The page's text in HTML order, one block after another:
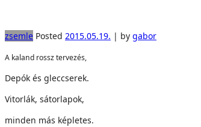
zsemle Posted 2015.05.19. | by gabor
A kaland rossz tervezés,
Depók és gleccserek.
Vitorlák, sátorlapok,
minden más képletes.